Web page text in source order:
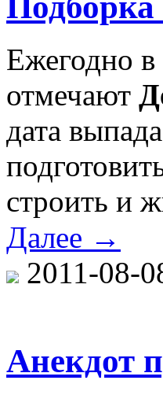
Ежегодно в
отмечают
дата
строить и
Далее →
2011-08-
Анекдот